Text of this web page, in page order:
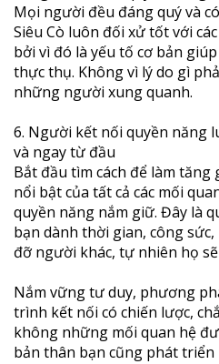
Mọi người đều đáng quý và
Siêu Cò luôn đối xử tốt với
bởi vì đó là yếu tố cơ bản
thực thụ. Không vì lý do gì
những người xung quanh.
6. Người kết nối quyền năng
và ngay từ đầu
Bắt đầu tìm cách để làm
nổi bật của tất cả các mối
quyền năng nắm giữ. Đây là
bạn dành thời gian, công
đỡ người khác, tự nhiên họ
Nắm vững tư duy, phương
trình kết nối có chiến lược,
không những mối quan hệ
bản thân bạn cũng phát triển